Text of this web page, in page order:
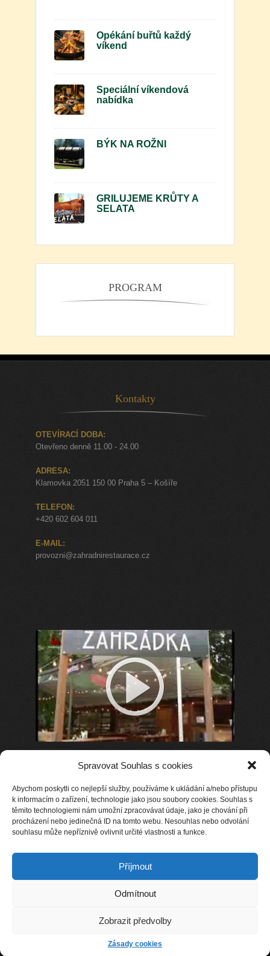
Spravovat Souhlas s cookies
Abychom poskytli co nejlepší služby, používáme k ukládání a/nebo přístupu
k informacím o zařízení, technologie jako jsou soubory cookies. Souhlas s
těmito technologiemi nám umožní zpracovávat údaje, jako je chování při
procházení nebo jedinečná ID na tomto webu. Nesouhlas nebo odvolání
souhlasu může nepříznivě ovlivnit určité vlastnosti a funkce.
Příjmout
Odmítnout
Zobrazit předvolby
Zásady cookies
Opékání buřtů každý
víkend
Speciální víkendová
nabídka
BÝK NA ROŽNI
GRILUJEME KRŮTY A
SELATA
PROGRAM
Kontakty
OTEVÍRACÍ DOBA:
Otevřeno denně 11.00 - 24.00
ADRESA:
Klamovka 2051 150 00 Praha 5 – Košíře
TELEFON:
+420 602 604 011
E-MAIL:
provozni@zahradnirestaurace.cz
Zahradní restaurace Klamovka © (2026)